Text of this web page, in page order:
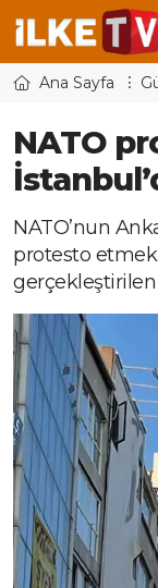
Ana Sayfa
NATO
NATO’nun
protesto etmek